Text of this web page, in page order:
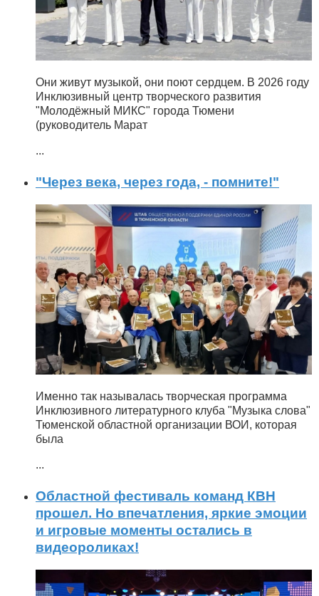
Они живут музыкой, они поют сердцем. В 2026 году
Инклюзивный центр творческого развития
"Молодёжный МИКС" города Тюмени
(руководитель Марат
...
"Через века, через года, - помните!"
Именно так называлась творческая программа
Инклюзивного литературного клуба "Музыка слова"
Тюменской областной организации ВОИ, которая
была
...
Областной фестиваль команд КВН
прошел. Но впечатления, яркие эмоции
и игровые моменты остались в
видеороликах!